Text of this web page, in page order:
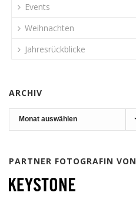
Events
Weihnachten
Jahresrückblicke
ARCHIV
Archiv
PARTNER FOTOGRAFIN VON